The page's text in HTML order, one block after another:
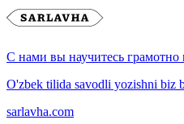
С нами вы научитесь грамотно
O'zbek tilida savodli yozishni biz
sarlavha.com